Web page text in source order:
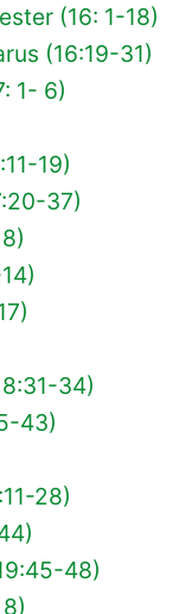
(16: 1-18)
(16:19-31)
1- 6)
19)
37)
34)
43)
28)
48)